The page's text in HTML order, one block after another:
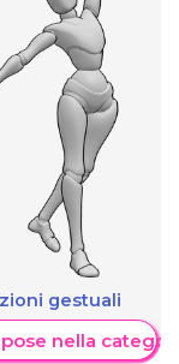
gestuali
pose nella